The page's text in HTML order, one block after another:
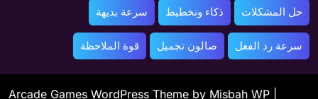
حل المشكلات ذكاء وتخطيط سرعة بديهة
سرعة رد الفعل صالون تجميل قوة الملاحظة
Arcade Games WordPress Theme by Misbah WP